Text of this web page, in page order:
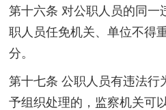
第十六条 对公职人员的同一
职人员任免机关、单位不得
分。
第十七条 公职人员有违法行
予组织处理的，监察机关可